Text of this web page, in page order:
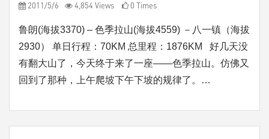
2011/5/6 4,854 Views 0 Times
鲁朗(海拔3370) – 色季拉山(海拔4559) －八一镇（海拔
2930） 单日行程：70KM 总里程：1876KM 好几天没
有翻大山了，今天终于来了一座——色季拉山。仿佛又
回到了那种，上午爬坡下午下坡的规律了。…